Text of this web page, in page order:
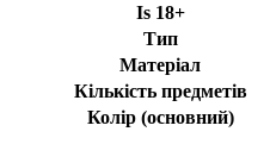
Is 18+
Тип
Матеріал
Кількість предметів
Колір (основний)